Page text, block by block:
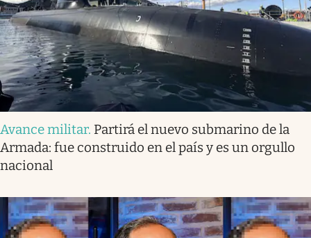
Avance militar. Partirá el nuevo submarino de la
Armada: fue construido en el país y es un orgullo
nacional